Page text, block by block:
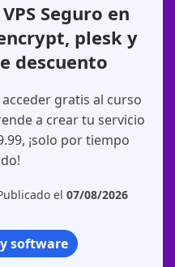
Seguro en
plesk y
descuento
gratis al curso
a crear tu servicio
¡solo por tiempo
el 07/08/2026
software